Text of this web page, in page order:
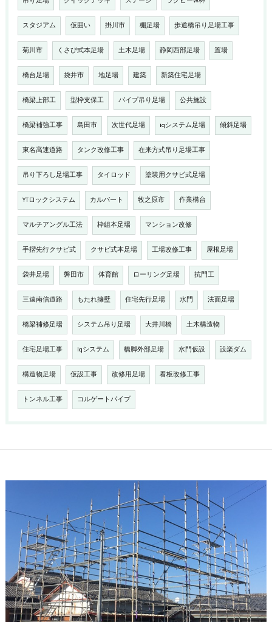
スタジアム 仮囲い 掛川市 棚足場 歩道橋吊り足場工事
菊川市 くさび式本足場 土木足場 静岡西部足場 置場
橋台足場 袋井市 地足場 建築 新築住宅足場
橋梁上部工 型枠支保工 パイプ吊り足場 公共施設
橋梁補強工事 島田市 次世代足場 iqシステム足場 傾斜足場
東名高速道路 タンク改修工事 在来方式吊り足場工事
吊り下ろし足場工事 タイロッド 塗装用クサビ式足場
YTロックシステム カルバート 牧之原市 作業構台
マルチアングル工法 枠組本足場 マンション改修
手摺先行クサビ式 クサビ式本足場 工場改修工事 屋根足場
袋井足場 磐田市 体育館 ローリング足場 抗門工
三遠南信道路 もたれ擁壁 住宅先行足場 水門 法面足場
橋梁補修足場 システム吊り足場 大井川橋 土木構造物
住宅足場工事 Iqシステム 橋脚外部足場 水門仮設 設楽ダム
構造物足場 仮設工事 改修用足場 看板改修工事
トンネル工事 コルゲートパイプ